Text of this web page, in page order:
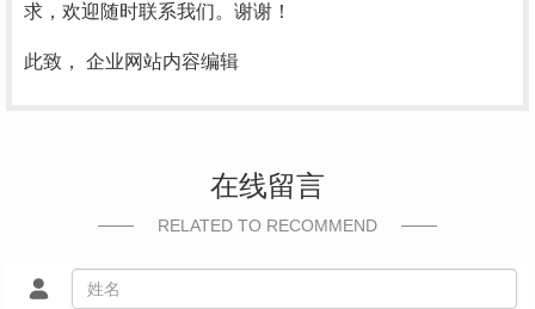
求，欢迎随时联系我们。谢谢！
此致， 企业网站内容编辑
在线留言
RELATED TO RECOMMEND